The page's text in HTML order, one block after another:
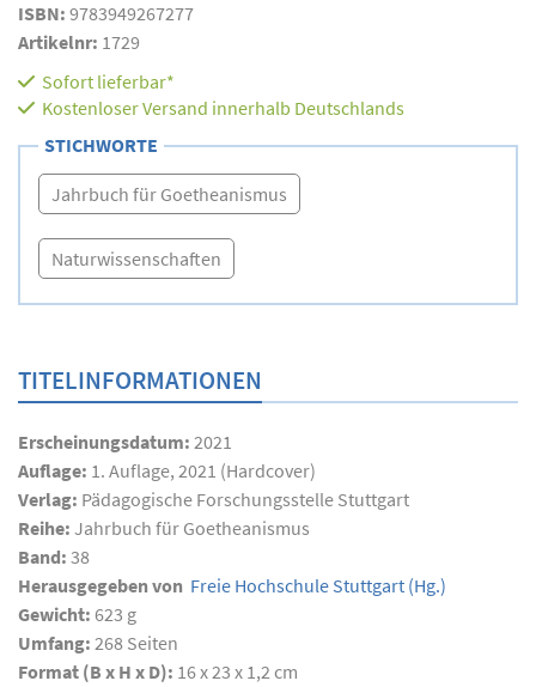
ISBN: 9783949267277
Artikelnr: 1729
Sofort lieferbar*
Kostenloser Versand innerhalb Deutschlands
STICHWORTE
Jahrbuch für Goetheanismus
Naturwissenschaften
TITELINFORMATIONEN
Erscheinungsdatum: 2021
Auflage: 1. Auflage, 2021 (Hardcover)
Verlag: Pädagogische Forschungsstelle Stuttgart
Reihe: Jahrbuch für Goetheanismus
Band: 38
Herausgegeben von Freie Hochschule Stuttgart (Hg.)
Gewicht: 623 g
Umfang: 268 Seiten
Format (B x H x D): 16 x 23 x 1,2 cm